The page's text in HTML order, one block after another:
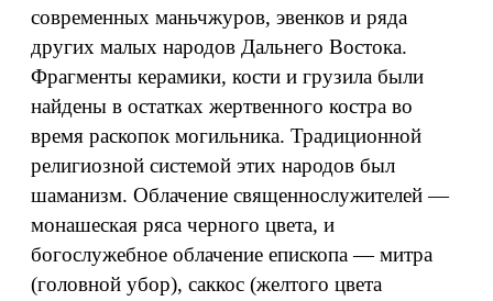
современных маньчжуров, эвенков и ряда
других малых народов Дальнего Востока.
Фрагменты керамики, кости и грузила были
найдены в остатках жертвенного костра во
время раскопок могильника. Традиционной
религиозной системой этих народов был
шаманизм. Облачение священнослужителей —
монашеская ряса черного цвета, и
богослужебное облачение епископа — митра
(головной убор), саккос (желтого цвета